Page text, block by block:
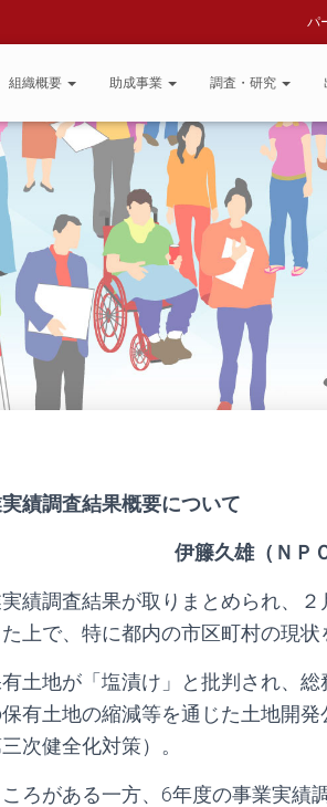
パ
組織概要 助成事業 調査・研究
績調査結果概要について
伊籐久雄（ＮＰ
績調査結果が取りまとめられ、
上で、特に都内の市区町村の現状
土地が「塩漬け」と批判され、
有土地の縮減等を通じた土地開
次健全化対策）。
ろがある一方、6年度の事業実績